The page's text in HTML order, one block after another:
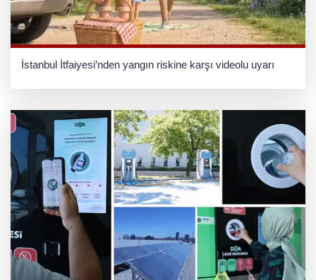
İstanbul İtfaiyesi’nden yangın riskine karşı videolu uyarı